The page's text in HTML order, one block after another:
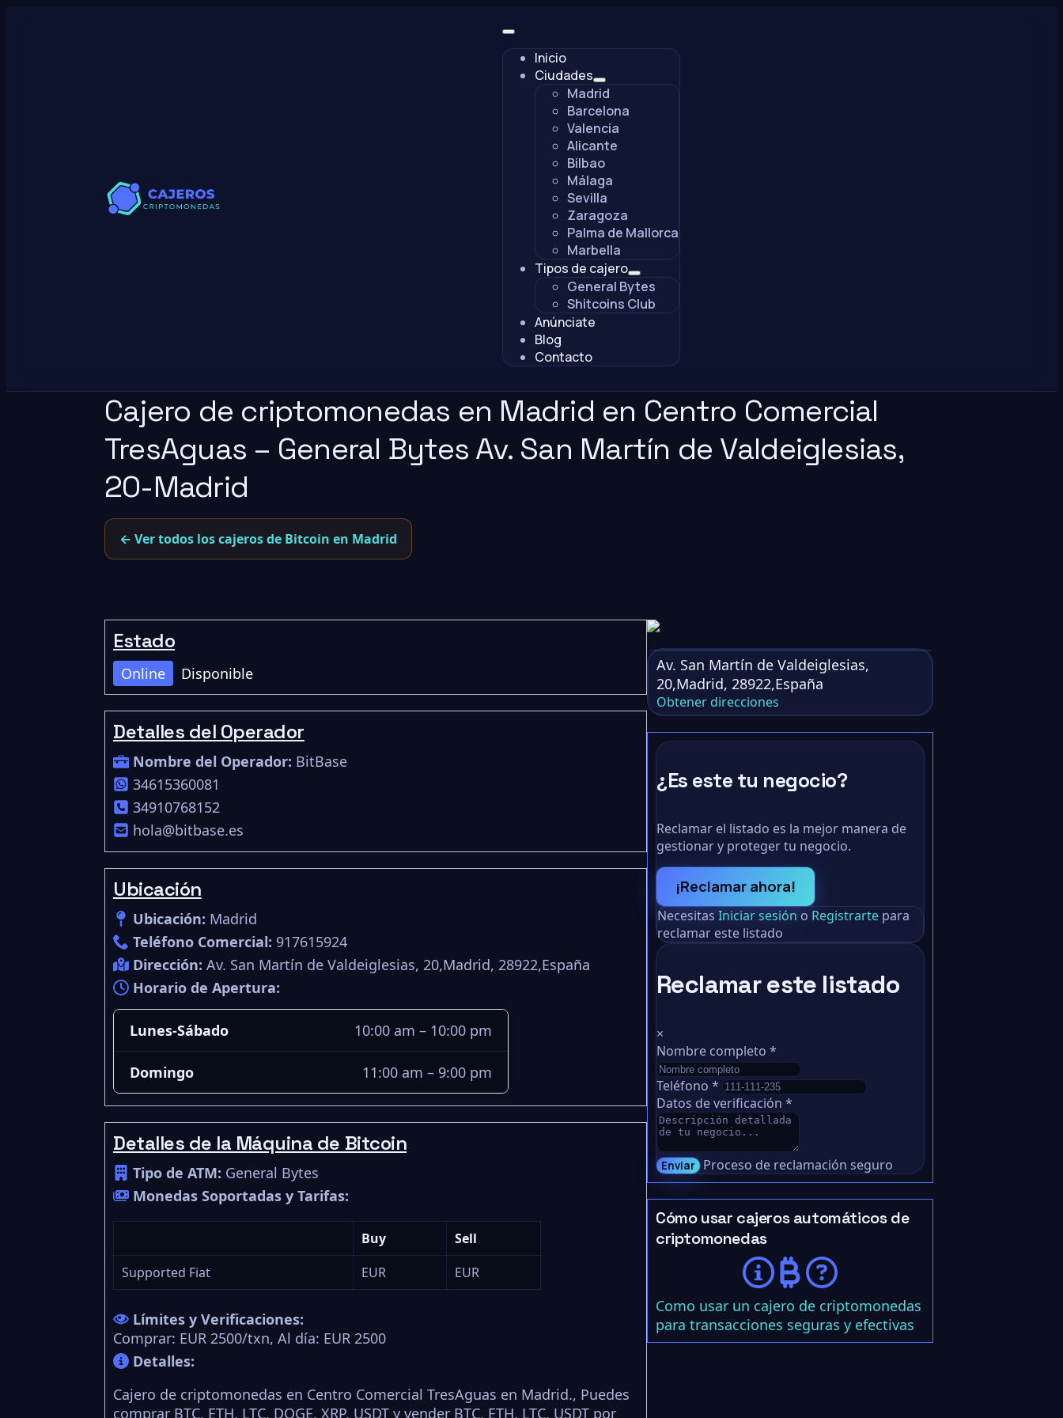
Inicio
Ciudades
Madrid
Barcelona
Valencia
Alicante
Bilbao
Málaga
Sevilla
Zaragoza
Palma de Mallorca
Marbella
Tipos de cajero
General Bytes
Shitcoins Club
Anúnciate
Blog
Contacto
Cajero de criptomonedas en Madrid en Centro Comercial
TresAguas – General Bytes Av. San Martín de Valdeiglesias,
20-Madrid
← Ver todos los cajeros de Bitcoin en Madrid
Estado
Online Disponible
Detalles del Operador
Nombre del Operador: BitBase
34615360081
34910768152
hola@bitbase.es
Ubicación
Ubicación: Madrid
Teléfono Comercial: 917615924
Dirección: Av. San Martín de Valdeiglesias, 20,Madrid, 28922,España
Horario de Apertura:
Lunes-Sábado 10:00 am – 10:00 pm
Domingo 11:00 am – 9:00 pm
Detalles de la Máquina de Bitcoin
Tipo de ATM: General Bytes
Monedas Soportadas y Tarifas:
Buy
Sell
Supported Fiat
EUR EUR
Límites y Verificaciones:
Comprar: EUR 2500/txn, Al día: EUR 2500
Detalles:
Cajero de criptomonedas en Centro Comercial TresAguas en Madrid., Puedes
comprar BTC, ETH, LTC, DOGE, XRP, USDT y vender BTC, ETH, LTC, USDT por
Av. San Martín de Valdeiglesias,
20,Madrid, 28922,España
Obtener direcciones
¿Es este tu negocio?
Reclamar el listado es la mejor manera de
gestionar y proteger tu negocio.
¡Reclamar ahora!
Necesitas Iniciar sesión o Registrarte para
reclamar este listado
Reclamar este listado
×
Nombre completo *
Teléfono *
Datos de verificación *
Enviar Proceso de reclamación seguro
Cómo usar cajeros automáticos de
criptomonedas
Como usar un cajero de criptomonedas
para transacciones seguras y efectivas